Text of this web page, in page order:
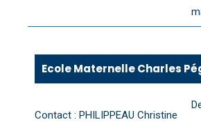
Ecole Maternelle Charles
Contact : PHILIPPEAU Christine